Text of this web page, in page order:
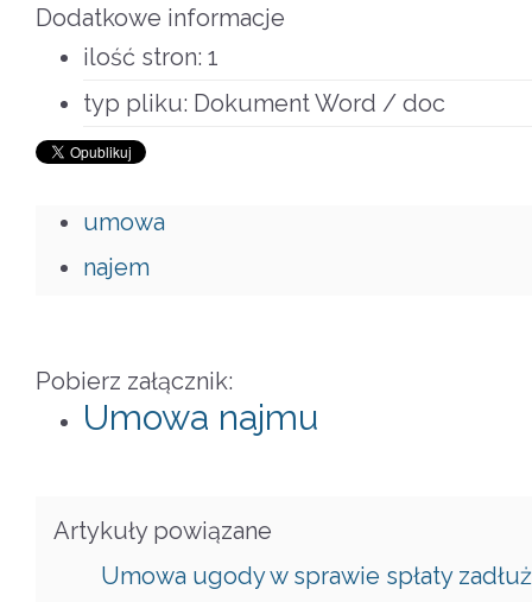
Dodatkowe informacje
ilość stron: 1
typ pliku: Dokument Word / doc
umowa
najem
Pobierz załącznik:
Umowa najmu
Artykuły powiązane
Umowa ugody w sprawie spłaty